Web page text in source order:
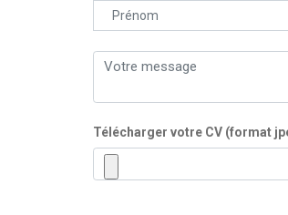
Télécharger votre CV (format